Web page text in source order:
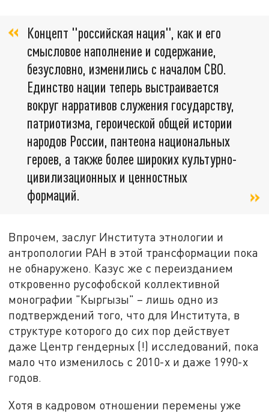
Концепт "российская нация", как и его
смысловое наполнение и содержание,
безусловно, изменились с началом СВО.
Единство нации теперь выстраивается
вокруг нарративов служения государству,
патриотизма, героической общей истории
народов России, пантеона национальных
героев, а также более широких культурно-
цивилизационных и ценностных
формаций.
Впрочем, заслуг Института этнологии и
антропологии РАН в этой трансформации пока
не обнаружено. Казус же с переизданием
откровенно русофобской коллективной
монографии "Кыргызы" – лишь одно из
подтверждений того, что для Института, в
структуре которого до сих пор действует
даже Центр гендерных (!) исследований, пока
мало что изменилось с 2010-х и даже 1990-х
годов.
Хотя в кадровом отношении перемены уже